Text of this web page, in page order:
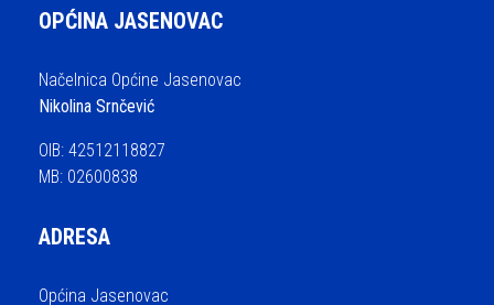
OPĆINA JASENOVAC
Načelnica Općine Jasenovac
Nikolina Srnčević
OIB: 42512118827
MB: 02600838
ADRESA
Općina Jasenovac